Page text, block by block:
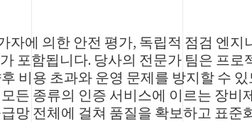
자에 의한 안전 평가, 독립적 점검 엔지
포함됩니다. 당사의 전문가 팀은 프로
비용 초과와 운영 문제를 방지할 수
든 종류의 인증 서비스에 이르는 장비
급망 전체에 걸쳐 품질을 확보하고 표